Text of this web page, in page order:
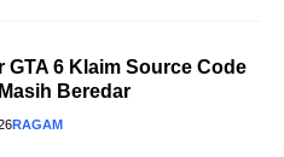
GTA 6 Klaim Source Code
Beredar
RAGAM